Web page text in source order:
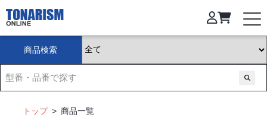
商品検索
トップ > 商品一覧